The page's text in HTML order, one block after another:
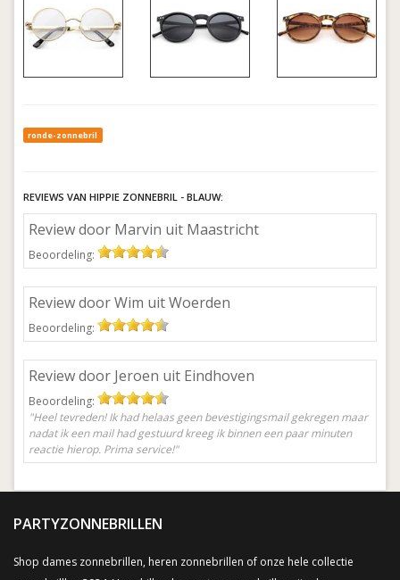
ronde-zonnebril
REVIEWS VAN HIPPIE ZONNEBRIL - BLAUW:
Review door Marvin uit Maastricht
Beoordeling:
Review door Wim uit Woerden
Beoordeling:
Review door Jeroen uit Eindhoven
Beoordeling:
"Heel tevreden! Ik had helaas geen bevestigingsmail gekregen maar
nadat ik een mail had gestuurd kreeg ik binnen een paar minuten
reactie hierop. Prima service!"
PARTYZONNEBRILLEN
Shop dames zonnebrillen, heren zonnebrillen of onze hele collectie